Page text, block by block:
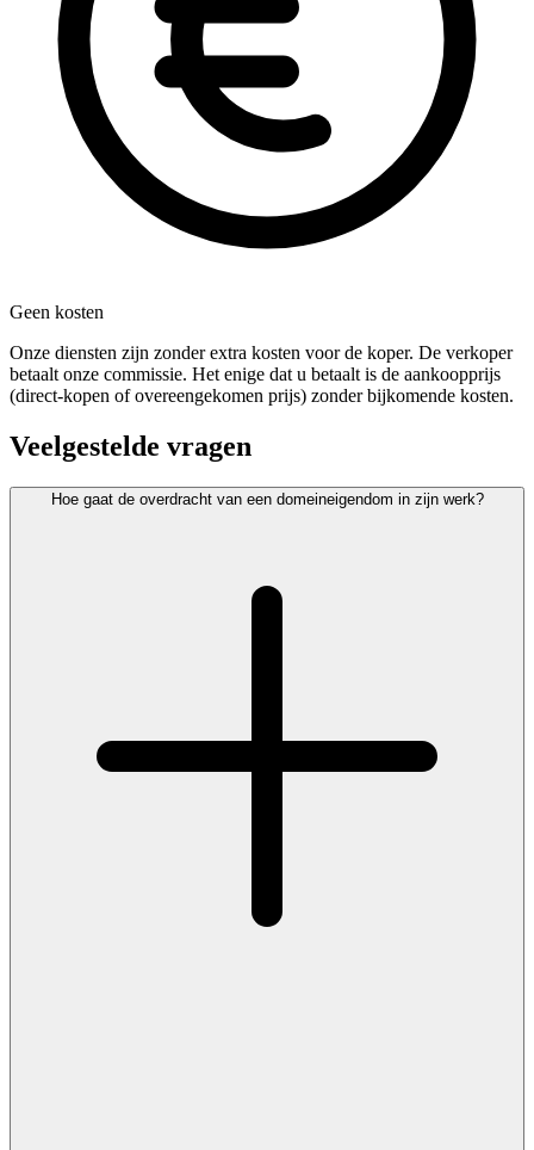
Geen kosten
Onze diensten zijn zonder extra kosten voor de koper. De verkoper
betaalt onze commissie. Het enige dat u betaalt is de aankoopprijs
(direct-kopen of overeengekomen prijs) zonder bijkomende kosten.
Veelgestelde vragen
Hoe gaat de overdracht van een domeineigendom in zijn werk?